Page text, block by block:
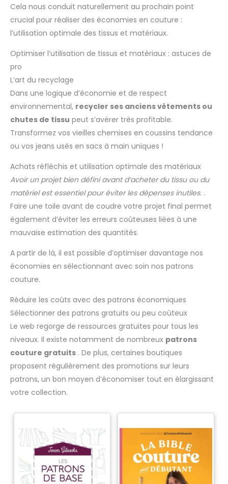
de la couture sur plan traditionnel et réalisez même les
zones délicates de manière lisse et soignée. 【Two Power
Modes】: Equipped with a dedicated power adapter, it can
run continuously and steadily when plugged in, suitable for
long sewing sessions or home fixed workbench use,
built-in 4-battery compartment easily meets emergency
scissors, measuring tape, a threading tool, extra needles, a
buttonhole foot, a power adapter, and a complete set of
sewing tools. You can start working right out of the box,
perfect for everyday mending, clothing alterations, and
fabric DIY projects! 【Mini and Easy to Store】: This mini
sewing machine is designed for modern living, weighing
only 2 kilograms (4.4 pounds), making it very lightweight.
The machine's dimensions are approximately 26 x 12 x 27
cm, taking up very little desktop space.
Cela nous conduit naturellement au prochain point
crucial pour réaliser des économies en couture :
l’utilisation optimale des tissus et matériaux.
Optimiser l’utilisation de tissus et matériaux : astuces de
pro
L’art du recyclage
Dans une logique d’économie et de respect
environnemental, recycler ses anciens vêtements ou
chutes de tissu peut s’avérer très profitable.
Transformez vos vieilles chemises en coussins tendance
ou vos jeans usés en sacs à main uniques !
Achats réfléchis et utilisation optimale des matériaux
Avoir un projet bien défini avant d’acheter du tissu ou du
matériel est essentiel pour éviter les dépenses inutiles. .
Faire une toile avant de coudre votre projet final permet
également d’éviter les erreurs coûteuses liées à une
mauvaise estimation des quantités.
A partir de là, il est possible d’optimiser davantage nos
économies en sélectionnant avec soin nos patrons
couture.
Réduire les coûts avec des patrons économiques
Sélectionner des patrons gratuits ou peu coûteux
Le web regorge de ressources gratuites pour tous les
niveaux. Il existe notamment de nombreux patrons
couture gratuits . De plus, certaines boutiques
proposent régulièrement des promotions sur leurs
patrons, un bon moyen d’économiser tout en élargissant
votre collection.